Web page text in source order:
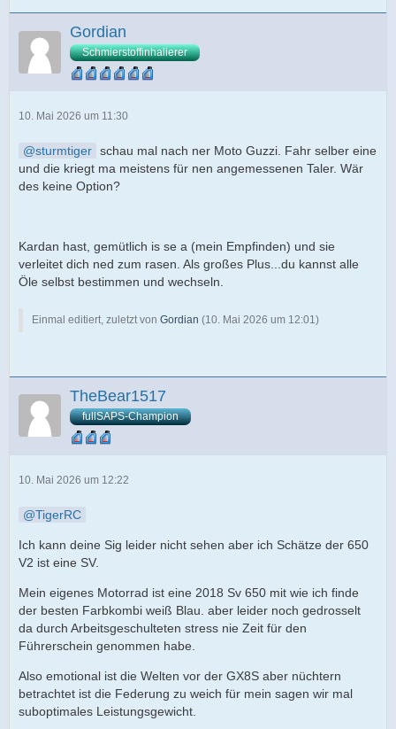
Gordian
Schmierstoffinhalierer
10. Mai 2026 um 11:30
sturmtiger schau mal nach ner Moto Guzzi. Fahr selber eine
und die kriegt ma meistens für nen angemessenen Taler. Wär
des keine Option?
Kardan hast, gemütlich is se a (mein Empfinden) und sie
verleitet dich ned zum rasen. Als großes Plus...du kannst alle
Öle selbst bestimmen und wechseln.
Einmal editiert, zuletzt von Gordian (10. Mai 2026 um 12:01)
TheBear1517
fullSAPS-Champion
10. Mai 2026 um 12:22
TigerRC
Ich kann deine Sig leider nicht sehen aber ich Schätze der 650
V2 ist eine SV.
Mein eigenes Motorrad ist eine 2018 Sv 650 mit wie ich finde
der besten Farbkombi weiß Blau. aber leider noch gedrosselt
da durch Arbeitsgeschulteten stress nie Zeit für den
Führerschein genommen habe.
Also emotional ist die Welten vor der GX8S aber nüchtern
betrachtet ist die Federung zu weich für mein sagen wir mal
suboptimales Leistungsgewicht.